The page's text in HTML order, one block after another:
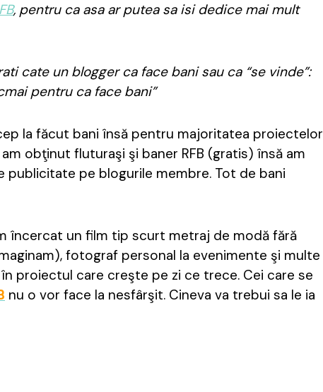
, pentru ca asa ar putea sa isi dedice mai mult
cate un blogger ca face bani sau ca “se vinde”:
pentru ca face bani”
la făcut bani însă pentru majoritatea proiectelor
obţinut fluturaşi şi baner RFB (gratis) însă am
pe blogurile membre. Tot de bani
încercat un film tip scurt metraj de modă fără
fotograf personal la evenimente şi multe
proiectul care creşte pe zi ce trece. Cei care se
nu o vor face la nesfârşit. Cineva va trebui sa le ia